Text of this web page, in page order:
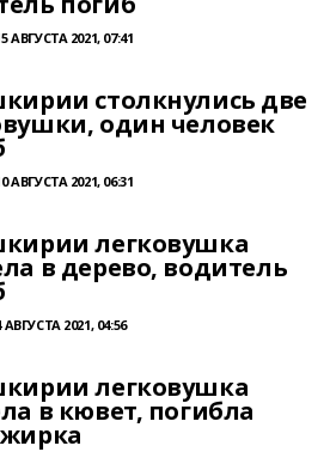
АВГУСТА 2021, 07:41
столкнулись две
один человек
АВГУСТА 2021, 06:31
легковушка
в дерево, водитель
АВГУСТА 2021, 04:56
легковушка
в кювет, погибла